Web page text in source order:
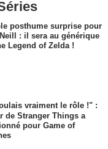
posthume surprise pour
: il sera au générique
Legend of Zelda !
vraiment le rôle !" :
de Stranger Things a
pour Game of